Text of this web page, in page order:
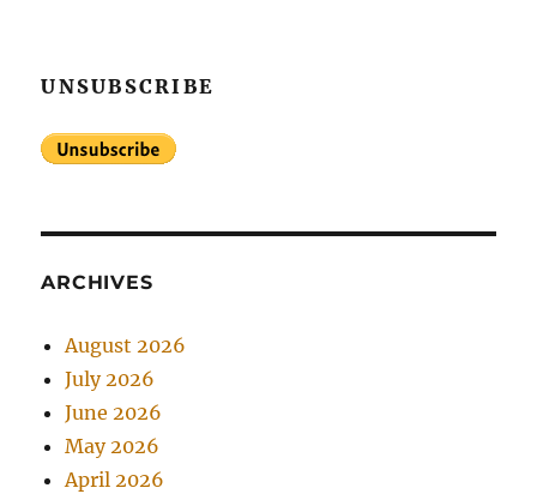
UNSUBSCRIBE
ARCHIVES
August 2026
July 2026
June 2026
May 2026
April 2026